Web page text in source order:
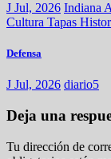
J Jul, 2026 Indiana
Cultura Tapas
Defensa
J Jul, 2026 diario5
Deja una
Tu dirección de